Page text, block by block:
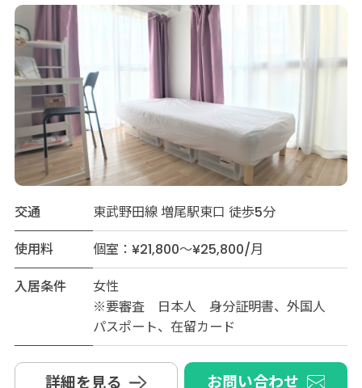
交通
東武野田線 増尾駅東口 徒歩5分
使用料
個室：¥21,800～¥25,800/月
入居条件
女性
※要審査 日本人 身分証明書、外国人
パスポート、在留カード
詳細を見る お問い合わせ